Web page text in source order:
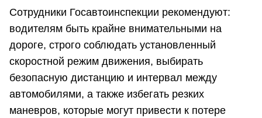
Сотрудники Госавтоинспекции рекомендуют:
водителям быть крайне внимательными на
дороге, строго соблюдать установленный
скоростной режим движения, выбирать
безопасную дистанцию и интервал между
автомобилями, а также избегать резких
маневров, которые могут привести к потере